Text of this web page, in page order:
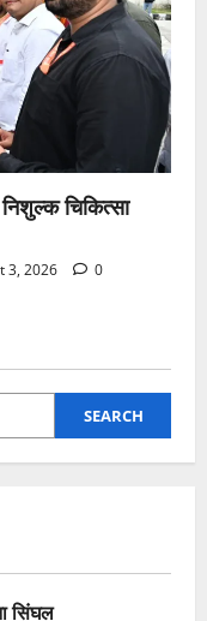
चिकित्सा
3, 2026 0
SEARCH
सिंघल